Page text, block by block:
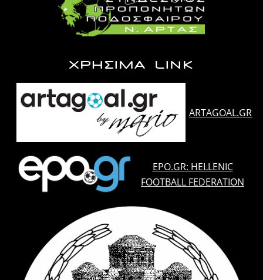
ΧΡΗΣΙΜΑ LINK
ARTAGOAL.GR
EPO.GR: HELLENIC
FOOTBALL FEDERATION